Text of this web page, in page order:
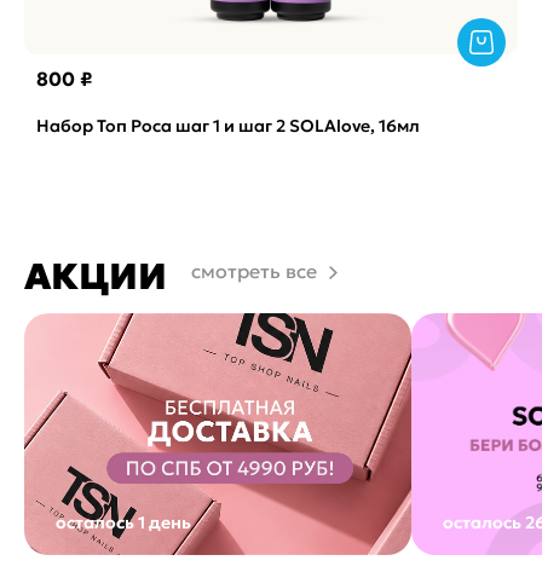
800 ₽
Набор Топ Роса шаг 1 и шаг 2 SOLAlove, 16мл
АКЦИИ смотреть все
осталось 1 день осталось